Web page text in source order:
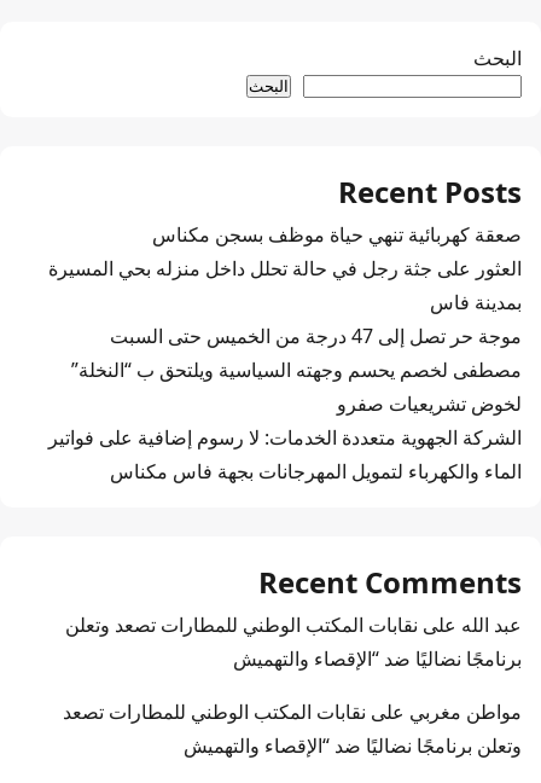
البحث
البحث
Recent Posts
صعقة كهربائية تنهي حياة موظف بسجن مكناس
العثور على جثة رجل في حالة تحلل داخل منزله بحي المسيرة
بمدينة فاس
موجة حر تصل إلى 47 درجة من الخميس حتى السبت
مصطفى لخصم يحسم وجهته السياسية ويلتحق ب “النخلة”
لخوض تشريعيات صفرو
الشركة الجهوية متعددة الخدمات: لا رسوم إضافية على فواتير
الماء والكهرباء لتمويل المهرجانات بجهة فاس مكناس
Recent Comments
عبد الله على نقابات المكتب الوطني للمطارات تصعد وتعلن
برنامجًا نضاليًا ضد “الإقصاء والتهميش
مواطن مغربي على نقابات المكتب الوطني للمطارات تصعد
وتعلن برنامجًا نضاليًا ضد “الإقصاء والتهميش